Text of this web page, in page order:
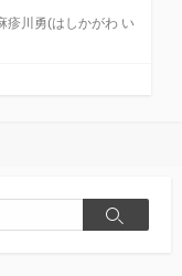
疹川勇(はしかがわ い
検